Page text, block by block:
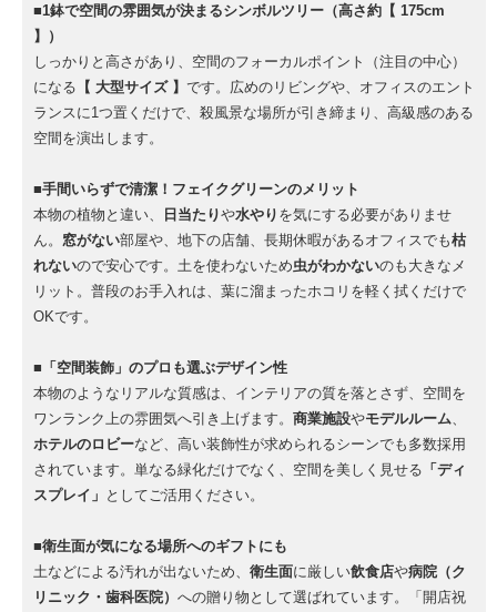
■1鉢で空間の雰囲気が決まるシンボルツリー（高さ約【 175cm
】）
しっかりと高さがあり、空間のフォーカルポイント（注目の中心）
になる 【 大型サイズ 】 です。広めのリビングや、オフィスのエント
ランスに1つ置くだけで、殺風景な場所が引き締まり、高級感のある
空間を演出します。
■手間いらずで清潔！フェイクグリーンのメリット
本物の植物と違い、
日当たりや水やり を気にする必要がありませ
ん。 窓がない部屋や、地下の店舗、長期休暇があるオフィスでも枯
れないので安心です。土を使わないため虫がわかないのも大きなメ
リット。普段のお手入れは、葉に溜まったホコリを軽く拭くだけで
OKです。
■「空間装飾」のプロも選ぶデザイン性
本物のようなリアルな質感は、インテリアの質を落とさず、空間を
ワンランク上の雰囲気へ引き上げます。 商業施設やモデルルーム
ホテルのロビーなど、高い装飾性が求められるシーンでも多数採用
されています。単なる緑化だけでなく、空間を美しく見せる 「ディ
スプレイ」 としてご活用ください。
■衛生面が気になる場所へのギフトにも
土などによる汚れが出ないため、 衛生面に厳しい飲食店や病院（ク
リニック・歯科医院） への贈り物として選ばれています。「開店祝